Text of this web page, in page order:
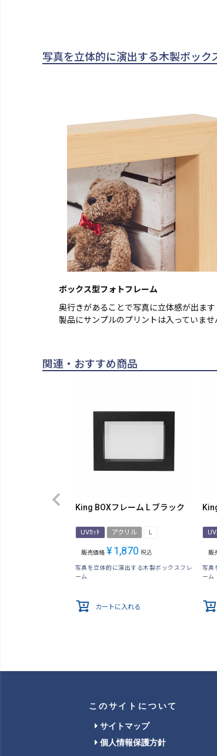
写真を立体的に演出する木製ボック
ボックス型フォトフレーム
奥行きがあることで写真に立体感が出ます
製品にサンプルのプリントは入っていませ
関連・おすすめ商品
King BOXフレーム L ブラック
UVｶｯﾄ アクリル L
販売価格 ¥1,870 税込
写真を立体的に演出する木製ボックスフレ
ーム
カートに入れる
販
写真
ーム
このサイトについて
サイトマップ
個人情報保護方針